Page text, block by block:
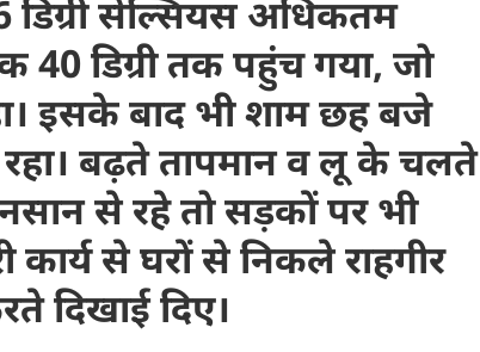
डिग्री सेल्सियस अधिकतम
40 डिग्री तक पहुंच गया, जो
इसके बाद भी शाम छह बजे
रहा। बढ़ते तापमान व लू के चलते
से रहे तो सड़कों पर भी
कार्य से घरों से निकले राहगीर
दिखाई दिए।